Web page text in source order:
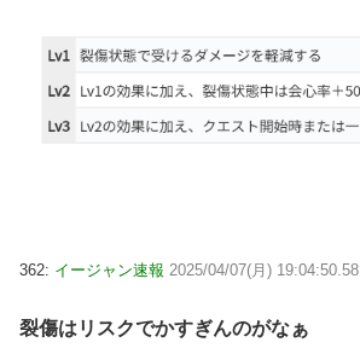
362: イージャン速報 2025/04/07(月) 19:04:50.58
裂傷はリスクでかすぎんのがなぁ